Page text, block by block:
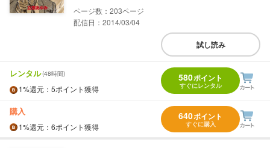
203
配信日：2014/03/04
試し読み
レンタル(48時間)
1%還元 ：5ポイント獲得
580ポイント
すぐにレンタル
購入
1%還元 ：6ポイント獲得
640ポイント
すぐに購入